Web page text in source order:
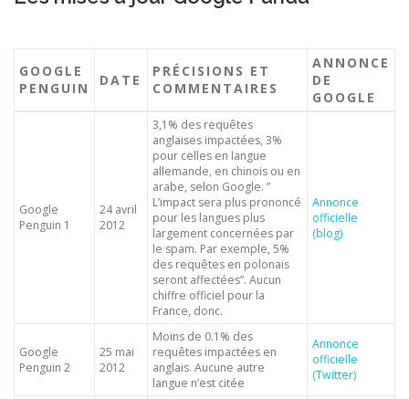
GOOGLE
PENGUIN
DATE
PRÉCISIONS ET
COMMENTAIRES
ANNONCE
DE
GOOGLE
Google
Penguin 1
24 avril
2012
3,1% des requêtes
anglaises impactées, 3%
pour celles en langue
allemande, en chinois ou en
arabe, selon Google. ”
L’impact sera plus prononcé
pour les langues plus
largement concernées par
le spam. Par exemple, 5%
des requêtes en polonais
seront affectées”. Aucun
chiffre officiel pour la
France, donc.
Annonce
officielle
(blog)
Google
Penguin 2
25 mai
2012
Moins de 0.1% des
requêtes impactées en
anglais. Aucune autre
langue n’est citée
Annonce
officielle
(Twitter)